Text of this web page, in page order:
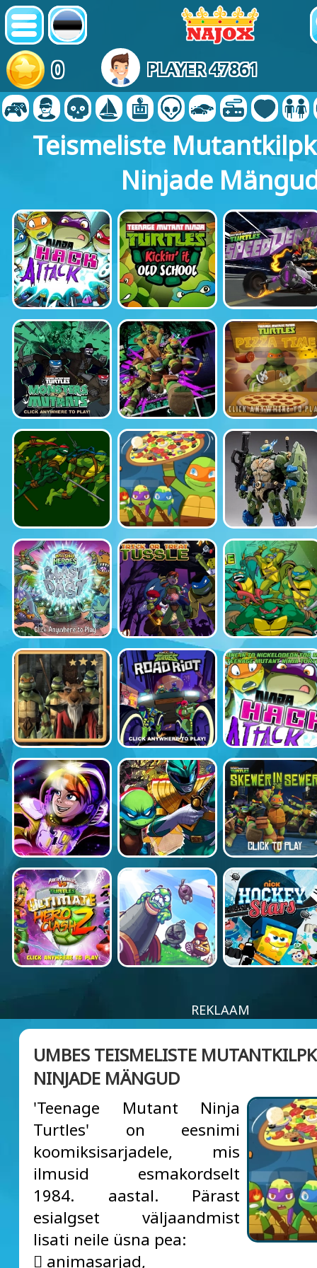
0 PLAYER 47861
Teismeliste
Ninjade
REKLAAM
UMBES TEISMELISTE
NINJADE MÄNGUD
'Teenage Mutant Ninja
Turtles' on eesnimi
koomiksisarjadele, mis
ilmusid esmakordselt
1984. aastal. Pärast
esialgset väljaandmist
lisati neile üsna pea:
 animasarjad,